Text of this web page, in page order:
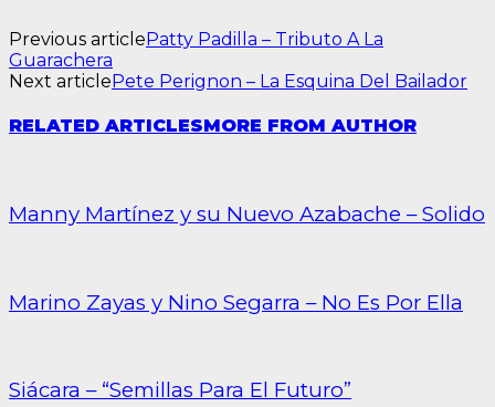
Previous articlePatty Padilla – Tributo A La
Guarachera
Next articlePete Perignon – La Esquina Del Bailador
RELATED ARTICLESMORE FROM AUTHOR
Manny Martínez y su Nuevo Azabache – Solido
Marino Zayas y Nino Segarra – No Es Por Ella
Siácara – “Semillas Para El Futuro”